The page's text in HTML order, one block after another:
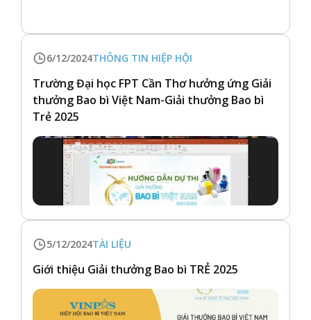
6/12/2024THÔNG TIN HIỆP HỘI
Trường Đại học FPT Cần Thơ hưởng ứng Giải
thưởng Bao bì Việt Nam-Giải thưởng Bao bì
Trẻ 2025
5/12/2024TÀI LIỆU
Giới thiệu Giải thưởng Bao bì TRẺ 2025